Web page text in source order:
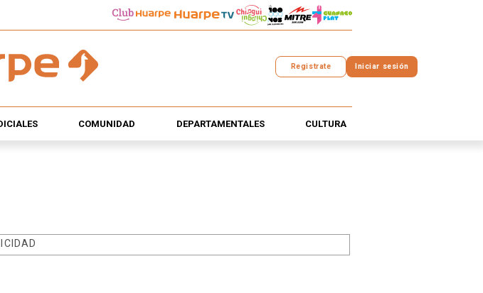
Registrate Iniciar sesión
COMUNIDAD DEPARTAMENTALES CULTURA